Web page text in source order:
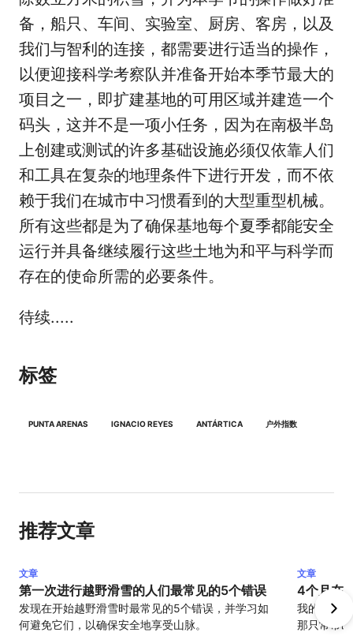
备，船只、车间、实验室、厨房、客房，以及
我们与智利的连接，都需要进行适当的操作，
以便迎接科学考察队并准备开始本季节最大的
项目之一，即扩建基地的可用区域并建造一个
码头，这并不是一项小任务，因为在南极半岛
上创建或测试的许多基础设施必须仅依靠人们
和工具在复杂的地理条件下进行开发，而不依
赖于我们在城市中习惯看到的大型重型机械。
所有这些都是为了确保基地每个夏季都能安全
运行并具备继续履行这些土地为和平与科学而
存在的使命所需的必要条件。
待续.....
标签
PUNTA ARENAS IGNACIO REYES ANTÁRTICA 户外指数
推荐文章
文章
第一次进行越野滑雪的人们最常见的5个错误
发现在开始越野滑雪时最常见的5个错误，并学习如
何避免它们，以确保安全地享受山脉。
文章
4个月在
我的日常
那只常常